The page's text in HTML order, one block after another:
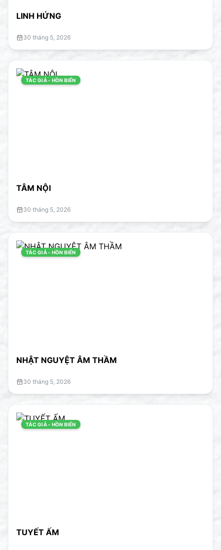
LINH HỨNG
30 tháng 5, 2026
TÁC GIẢ - HỒN BIỂN
TÂM NỘI
30 tháng 5, 2026
TÁC GIẢ - HỒN BIỂN
NHẬT NGUYỆT ÂM THẦM
30 tháng 5, 2026
TÁC GIẢ - HỒN BIỂN
TUYẾT ẤM